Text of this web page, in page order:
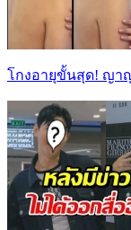
โกงอายุขั้นสุด! ญา